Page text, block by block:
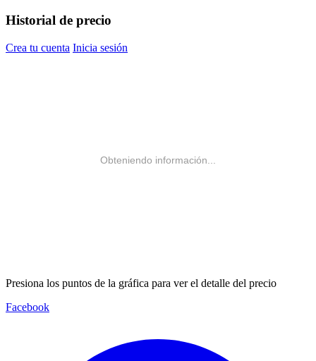
Historial de precio
Crea tu cuenta Inicia sesión
Obteniendo información...
Presiona los puntos de la gráfica para ver el detalle del precio
Facebook